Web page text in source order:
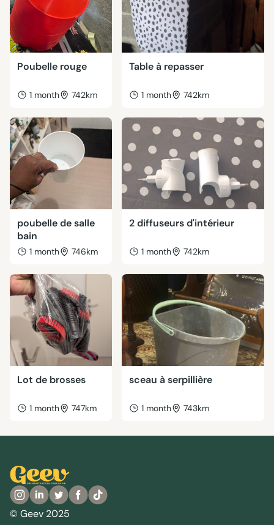
Poubelle rouge
1 month 742km
Table à repasser
1 month 742km
poubelle de salle
bain
1 month 746km
2 diffuseurs d'intérieur
1 month 742km
Lot de brosses
1 month 747km
sceau à serpillière
1 month 743km
© Geev 2025